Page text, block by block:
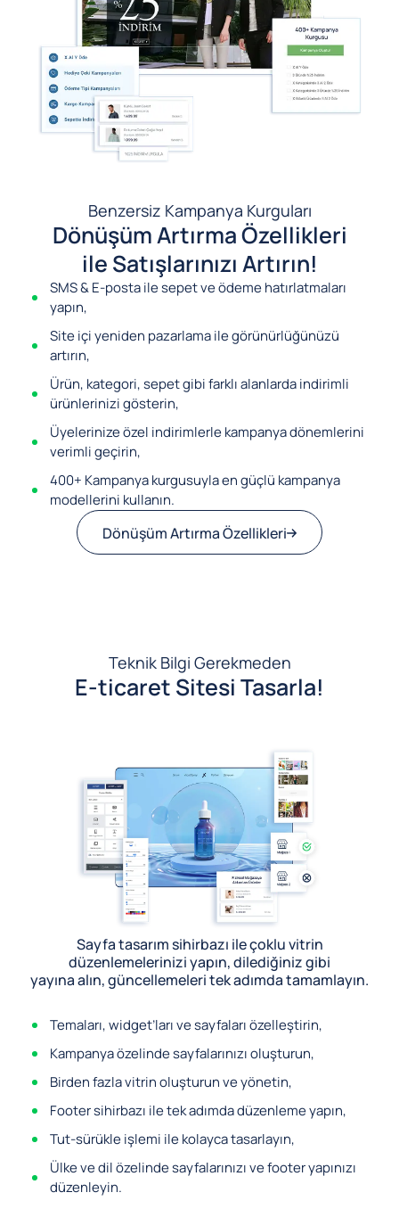
Benzersiz Kampanya Kurguları
Dönüşüm Artırma Özellikleri
ile Satışlarınızı Artırın!
SMS & E-posta ile sepet ve ödeme hatırlatmaları
yapın,
Site içi yeniden pazarlama ile görünürlüğünüzü
artırın,
Ürün, kategori, sepet gibi farklı alanlarda indirimli
ürünlerinizi gösterin,
Üyelerinize özel indirimlerle kampanya dönemlerini
verimli geçirin,
400+ Kampanya kurgusuyla en güçlü kampanya
modellerini kullanın.
Dönüşüm Artırma Özellikleri
Teknik Bilgi Gerekmeden
E-ticaret Sitesi Tasarla!
Sayfa tasarım sihirbazı ile çoklu vitrin
düzenlemelerinizi yapın, dilediğiniz gibi
yayına alın, güncellemeleri tek adımda tamamlayın.
Temaları, widget’ları ve sayfaları özelleştirin,
Kampanya özelinde sayfalarınızı oluşturun,
Birden fazla vitrin oluşturun ve yönetin,
Footer sihirbazı ile tek adımda düzenleme yapın,
Tut-sürükle işlemi ile kolayca tasarlayın,
Ülke ve dil özelinde sayfalarınızı ve footer yapınızı
düzenleyin.